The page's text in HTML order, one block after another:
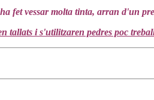
fet vessar molta tinta, arran d'un
tallats i s'utilitzaren pedres poc